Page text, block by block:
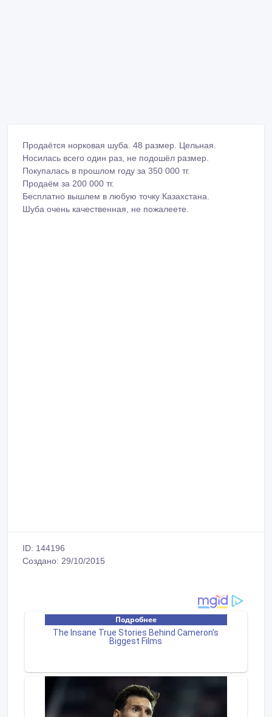
Продаётся норковая шуба. 48 размер. Цельная.
Носилась всего один раз, не подошёл размер.
Покупалась в прошлом году за 350 000 тг.
Продаём за 200 000 тг.
Бесплатно вышлем в любую точку Казахстана.
Шуба очень качественная, не пожалеете.
ID: 144196
Создано: 29/10/2015